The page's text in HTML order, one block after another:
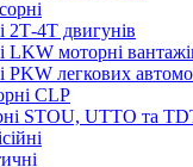
2Т-4Т двигунів
моторні
легкових
CLP
STOU, UTTO та